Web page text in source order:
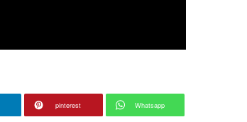
pinterest Whatsapp